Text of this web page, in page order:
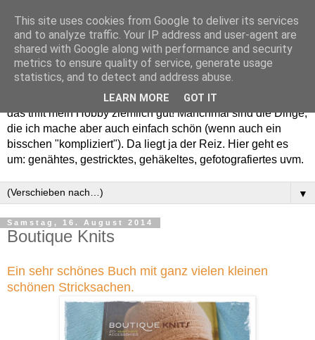
Willkommen in meinem "Wohnzimmer". Einfach und schön -
das trifft mein Hobby ziemlich gut! Manchmal sind die Dinge,
die ich mache aber auch einfach schön (wenn auch ein
bisschen "kompliziert"). Da liegt ja der Reiz. Hier geht es
um: genähtes, gestricktes, gehäkeltes, gefotografiertes uvm.
▼
Samstag, 16. August 2014
Boutique Knits
Ein sehr schönes Buch mit ganz vielen kleinen
schönen Stricksachen.
This site uses cookies from Google to deliver its services
and to analyze traffic. Your IP address and user-agent are
shared with Google along with performance and security
metrics to ensure quality of service, generate usage
statistics, and to detect and address abuse.
LEARN MORE GOT IT